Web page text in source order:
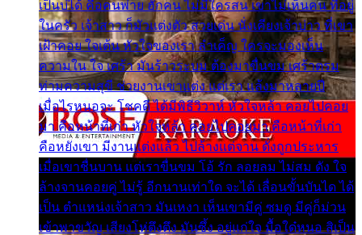
เป็นบ่ได้ คือคนพ่าย ฮักคน ไม่มีใครสน เขาไม่เห็นคน ที่อยู่
ในครัว เจ้าสาว ก็มัวแต่งตัว สวยเด่น นั่งเคียงเจ้าบ่าว ที่เขา
เฝ้าคอย ใจเต้น หัวใจของเรา ลำเค็ญ ใครจะมองเห็น
ความใน ใจ เศร้า มันร้าวระบม ต้องมาขื่นขม เศร้าตรม
ท่ามความสุขี ช่วยงานเขาแต่ง แต่เรา แล้งมาหลายปี
เมื่อไรหนอจะ โชคดี ได้มีพิธีวิวาห์ หัวใจหล้า คอยไปคอย
มา คือหน้าที่เก่า หัวใจหล้า คอยไปคอยมา คือหน้าที่เก่า
คือหยังเขา มีงานแต่งแล้ว ไปล้างแต่จาน ดั่งถูกประหาร
เมื่อเขาชื่นบาน แต่เราขื่นขม โอ้ รัก ลอยลม ไม่สม ดัง ใจ
ล้างจานคอยคู่ ไม่รู้ อีกนานเท่าใด จะได้ เลื่อนขั้นบันได ได้
เป็น ตำแหน่งเจ้าสาว มันเหงา เห็นเขามีคู่ ซมดู มีคู่ก็ม่วน
เข้าพาขวัญ เสียงโห่ตึงตึง มันซึ้ง อยู่แก่ใจ มื้อใด๋หนอ สิเป็น